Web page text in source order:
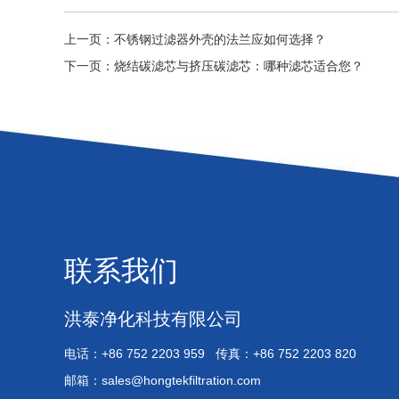
上一页： 不锈钢过滤器外壳的法兰应如何选择？
下一页： 烧结碳滤芯与挤压碳滤芯：哪种滤芯适合您？
联系我们
洪泰净化科技有限公司
电话：+86 752 2203 959 传真：+86 752 2203 820
邮箱： sales@hongtekfiltration.com